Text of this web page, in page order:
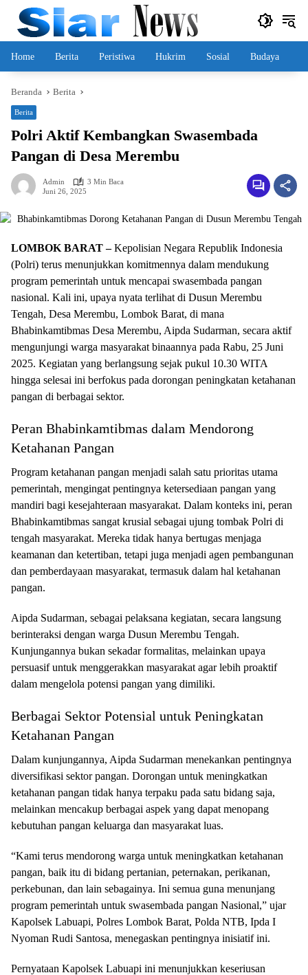
Langsung
konten
Home Berita Peristiwa Hukrim Sosial Budaya
Beranda Berita
Berita
Polri Aktif Kembangkan Swasembada
Pangan di Desa Merembu
Admin
3 Min Baca
Juni 26, 2025
LOMBOK BARAT –Kepolisian Negara Republik Indonesia
(Polri) terus menunjukkan komitmennya dalam mendukung
program pemerintah untuk mencapai swasembada pangan
nasional. Kali ini, upaya nyata terlihat di Dusun Merembu
Tengah, Desa Merembu, Lombok Barat, di mana
Bhabinkamtibmas Desa Merembu, Aipda Sudarman, secara aktif
mengunjungi warga masyarakat binaannya pada Rabu, 25 Juni
2025. Kegiatan yang berlangsung sejak pukul 10.30 WITA
hingga selesai ini berfokus pada dorongan peningkatan ketahanan
pangan di berbagai sektor.
Peran Bhabinkamtibmas dalam Mendorong
Ketahanan Pangan
Program ketahanan pangan menjadi salah satu prioritas utama
pemerintah, mengingat pentingnya ketersediaan pangan yang
mandiri bagi kesejahteraan masyarakat. Dalam konteks ini, peran
Bhabinkamtibmas sangat krusial sebagai ujung tombak Polri di
tengah masyarakat. Mereka tidak hanya bertugas menjaga
keamanan dan ketertiban, tetapi juga menjadi agen pembangunan
dan pemberdayaan masyarakat, termasuk dalam hal ketahanan
pangan.
Aipda Sudarman, sebagai pelaksana kegiatan, secara langsung
berinteraksi dengan warga Dusun Merembu Tengah.
Kunjungannya bukan sekadar formalitas, melainkan upaya
persuasif untuk menggerakkan masyarakat agar lebih proaktif
dalam mengelola potensi pangan yang dimiliki.
Berbagai Sektor Potensial untuk Peningkatan
Ketahanan Pangan
Dalam kunjungannya, Aipda Sudarman menekankan pentingnya
diversifikasi sektor pangan. Dorongan untuk meningkatkan
ketahanan pangan tidak hanya terpaku pada satu bidang saja,
melainkan mencakup berbagai aspek yang dapat menopang
kebutuhan pangan keluarga dan masyarakat luas.
“Kami terus mendorong warga untuk meningkatkan ketahanan
pangan, baik itu di bidang pertanian, peternakan, perikanan,
perkebunan, dan lain sebagainya. Ini semua guna menunjang
program pemerintah untuk swasembada pangan Nasional,” ujar
Kapolsek Labuapi, Polres Lombok Barat, Polda NTB, Ipda I
Nyoman Rudi Santosa, menegaskan pentingnya inisiatif ini.
Pernyataan Kapolsek Labuapi ini menunjukkan keseriusan